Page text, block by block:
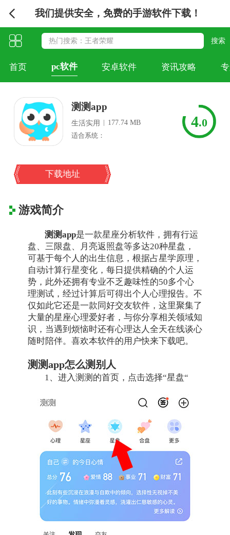
我们提供安全，免费的手游软件下载！
首页 pc软件 安卓软件 资讯攻略
测测app
生活实用 | 177.74 MB
适合系统：
4.0
下载地址
游戏简介
测测app是一款星座分析软件，拥有行运
盘、三限盘、月亮返照盘等多达20种星盘，
可基于每个人的出生信息，根据占星学原理，
自动计算行星变化，每日提供精确的个人运
势，此外还拥有专业不乏趣味性的50多个心
理测试，经过计算后可得出个人心理报告。不
仅如此它还是一款同好交友软件，这里聚集了
大量的星座心理爱好者，与你分享相关领域知
识，当遇到烦恼时还有心理达人全天在线谈心
随时陪伴。喜欢本软件的用户快来下载吧。
测测app怎么测别人
1、进入测测的首页，点击选择“星盘“